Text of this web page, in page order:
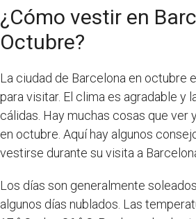
¿Cómo vestir en
Octubre?
La ciudad de Barcelona en octubre
para visitar. El clima es agradable y
cálidas. Hay muchas cosas que ver
en octubre. Aquí hay algunos
vestirse durante su visita a
Los días son generalmente
algunos días nublados. Las